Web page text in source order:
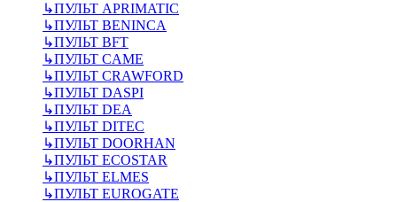
↳ПУЛЬТ APRIMATIC
↳ПУЛЬТ BENINCA
↳ПУЛЬТ BFT
↳ПУЛЬТ CAME
↳ПУЛЬТ CRAWFORD
↳ПУЛЬТ DASPI
↳ПУЛЬТ DEA
↳ПУЛЬТ DITEC
↳ПУЛЬТ DOORHAN
↳ПУЛЬТ ECOSTAR
↳ПУЛЬТ ELMES
↳ПУЛЬТ EUROGATE